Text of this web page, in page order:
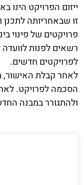
ייזום הפרויקט הינו
זו שבאחריותה
פרויקטים של פינוי
רשאים לפנות
לפרויקטים חדשים.
לאחר קבלת האישור,
הסכמה לפרויקט.
ולהתגורר במבנה